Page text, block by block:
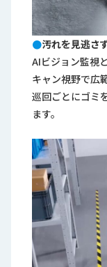
●汚れを見逃さ
AIビジョン監視
キャン視野で広
巡回ごとにゴミ
ます。